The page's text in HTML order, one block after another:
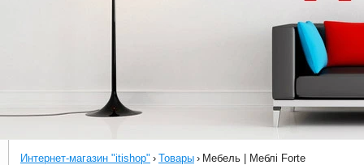
Интернет-магазин "itishop" › Товары › Мебель | Меблі Forte